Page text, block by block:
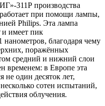
311Р производства
при помощи лампы,
Philips. Эта лампа
и имеет пик
нанометров, благодаря чему
поражённых
средний и нижний слои
временем: в Европе эта
не один десяток лет,
сотен испытаний,
облучения.